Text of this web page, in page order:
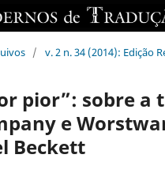
/ v. 2 n. 34 (2014): Edição
pior”: sobre a
e
Beckett